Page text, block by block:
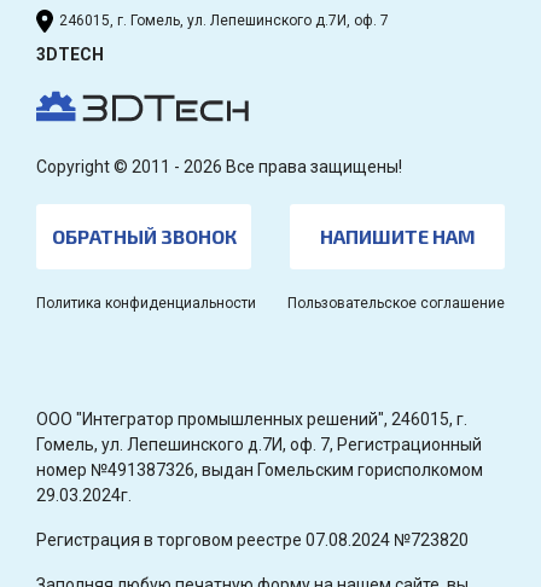
246015, г. Гомель, ул. Лепешинского д.7И, оф. 7
3DTECH
Copyright © 2011 - 2026 Все права защищены!
ОБРАТНЫЙ ЗВОНОК НАПИШИТЕ НАМ
Политика конфиденциальности Пользовательское соглашение
OOO "Интегратор промышленных решений", 246015, г.
Гомель, ул. Лепешинского д.7И, оф. 7, Регистрационный
номер №491387326, выдан Гомельским горисполкомом
29.03.2024г.
Регистрация в торговом реестре 07.08.2024 №723820